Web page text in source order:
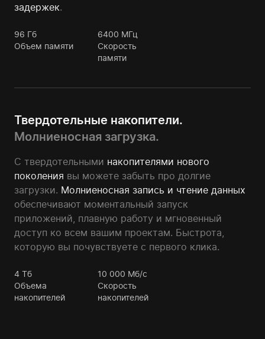
задержек.
96 Гб
Объем памяти
6400 МГц
Скорость
памяти
Твердотельные накопители.
Молниеносная загрузка.
С твердотельными накопителями нового
поколения вы можете забыть про долгие
загрузки. Молниеносная запись и чтение данных
обеспечивают моментальный запуск
приложений, плавную работу и мгновенный
доступ ко всем вашим проектам. Быстрота,
которую вы почувствуете с первого клика.
4 Тб
Объема
накопителей
10 000 Мб/с
Скорость
накопителей